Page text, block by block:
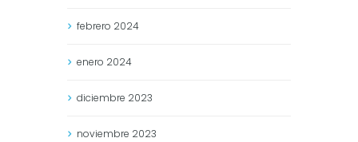
febrero 2024
enero 2024
diciembre 2023
noviembre 2023